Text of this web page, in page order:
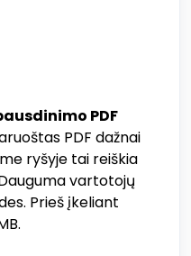
PDF
PDF dažnai
ryšyje tai reiškia
vartotojų
Prieš įkeliant